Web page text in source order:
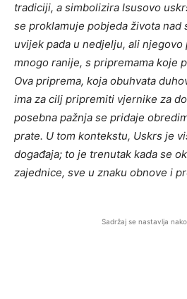
tradiciji, a simbolizira Isusovo
se proklamuje pobjeda života nad
uvijek pada u nedjelju, ali
mnogo ranije, s pripremama koje
Ova priprema, koja obuhvata
ima za cilj pripremiti vjernike za
posebna pažnja se pridaje
prate. U tom kontekstu, Uskrs je
događaja; to je trenutak kada se
zajednice, sve u znaku obnove i
Sadržaj se nastavlja